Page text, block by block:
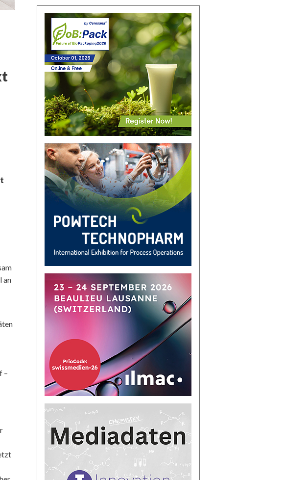
Trybol Geschäftsführer Thomas Minder. Foto: Trybol
an
–